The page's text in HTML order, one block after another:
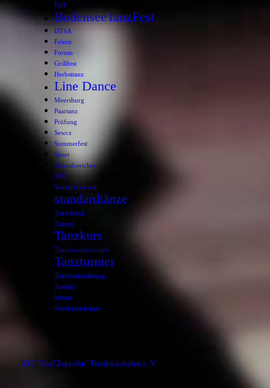
Ball
BodenseeTanzFest
DTSA
Feiern
Forum
Grillfest
Herbsttanz
Line Dance
Meersburg
Paartanz
Prüfung
Sewcz
Sommerfest
Sport
Sportabzeichen
SSV
Standardtanzen
standardtänze
Tanzabend
Tanzen
Tanzkurs
Tanzsportabzeichen
Tanzturnier
Tanzveranstaltung
Turnier
Wetter
Wiedereinsteiger
ATC "Graf Zeppelin" Friedrichshafen e. V.